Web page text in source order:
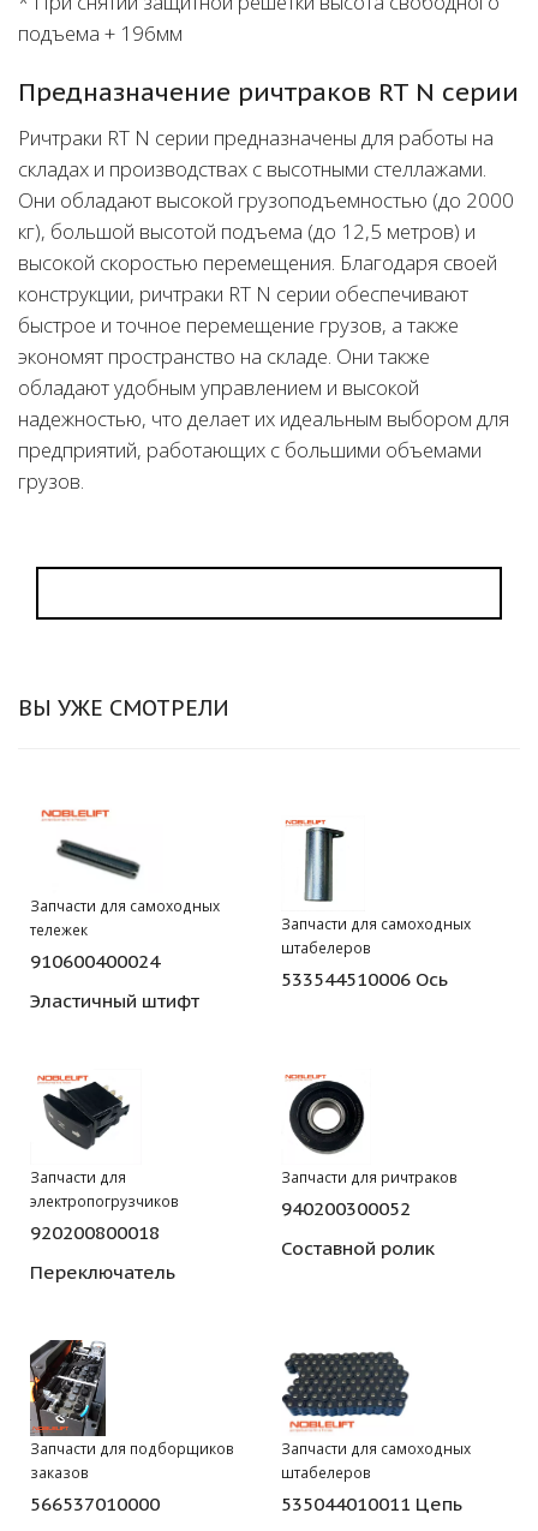
подъема + 196мм
Предназначение ричтраков RT N серии
Ричтраки RT N серии предназначены для работы на
складах и производствах с высотными стеллажами.
Они обладают высокой грузоподъемностью (до 2000
кг), большой высотой подъема (до 12,5 метров) и
высокой скоростью перемещения. Благодаря своей
конструкции, ричтраки RT N серии обеспечивают
быстрое и точное перемещение грузов, а также
экономят пространство на складе. Они также
обладают удобным управлением и высокой
надежностью, что делает их идеальным выбором для
предприятий, работающих с большими объемами
грузов.
ВЫ УЖЕ СМОТРЕЛИ
Запчасти для самоходных
тележек
910600400024
Эластичный штифт
Запчасти для самоходных
штабелеров
533544510006 Ось
Запчасти для
электропогрузчиков
920200800018
Переключатель
Запчасти для ричтраков
940200300052
Составной ролик
Запчасти для подборщиков
заказов
566537010000
Запчасти для самоходных
штабелеров
535044010011 Цепь